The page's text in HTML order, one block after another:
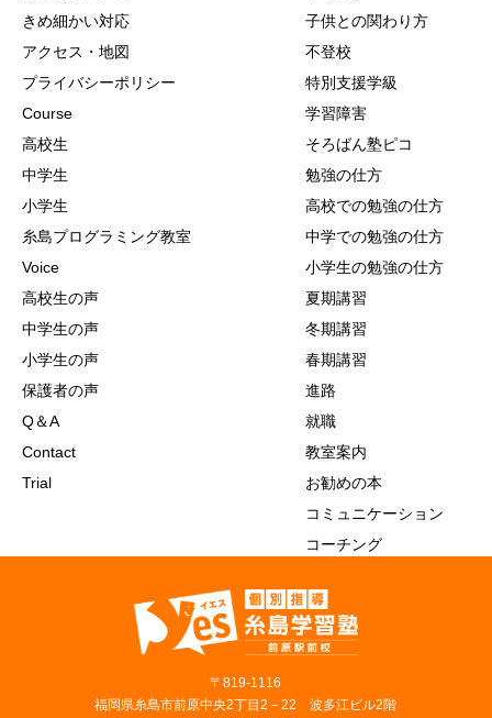
きめ細かい対応
アクセス・地図
プライバシーポリシー
Course
高校生
中学生
小学生
糸島プログラミング教室
Voice
高校生の声
中学生の声
小学生の声
保護者の声
Q＆A
Contact
Trial
子供との関わり方
不登校
特別支援学級
学習障害
そろばん塾ピコ
勉強の仕方
高校での勉強の仕方
中学での勉強の仕方
小学生の勉強の仕方
夏期講習
冬期講習
春期講習
進路
就職
教室案内
お勧めの本
コミュニケーション
コーチング
〒819‐1116
福岡県糸島市前原中央2丁目2－22 波多江ビル2階